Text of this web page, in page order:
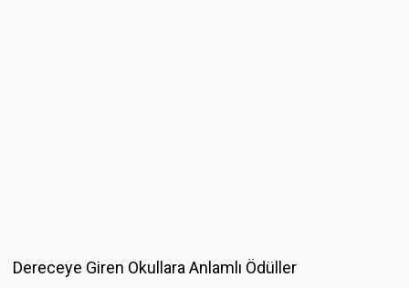
Dereceye Giren Okullara Anlamlı Ödüller